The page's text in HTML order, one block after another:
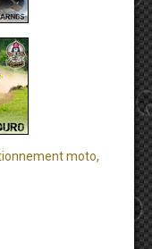
moto,